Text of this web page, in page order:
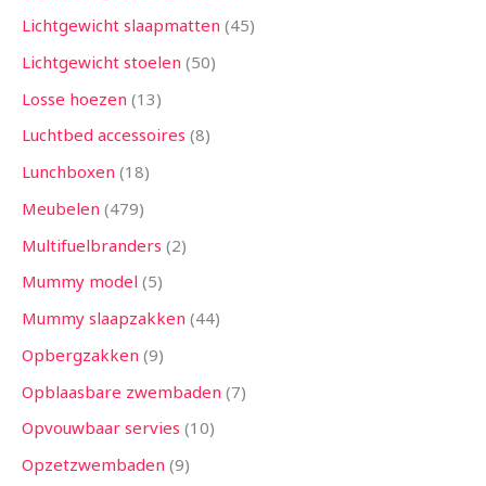
Lichtgewicht slaapmatten 45
Lichtgewicht stoelen 50
Losse hoezen 13
Luchtbed accessoires 8
Lunchboxen 18
Meubelen 479
Multifuelbranders 2
Mummy model 5
Mummy slaapzakken 44
Opbergzakken 9
Opblaasbare zwembaden 7
Opvouwbaar servies 10
Opzetzwembaden 9